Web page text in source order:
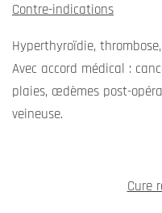
Contre-indications
Hyperthyroïdie,
Avec accord médical :
plaies, œdèmes post-
veineuse.
Cure